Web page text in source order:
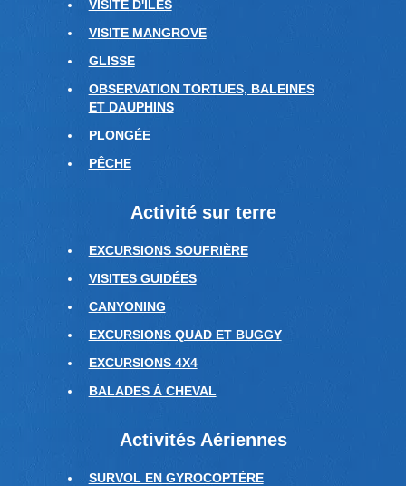
VISITE D'ÎLES
VISITE MANGROVE
GLISSE
OBSERVATION TORTUES, BALEINES
ET DAUPHINS
PLONGÉE
PÊCHE
Activité sur terre
EXCURSIONS SOUFRIÈRE
VISITES GUIDÉES
CANYONING
EXCURSIONS QUAD ET BUGGY
EXCURSIONS 4X4
BALADES À CHEVAL
Activités Aériennes
SURVOL EN GYROCOPTÈRE